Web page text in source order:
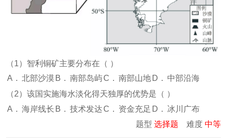
（1 ）智利铜矿主要分布在（ ）
A． 北部沙漠 B． 南部岛屿C． 南部山地 D． 中部沿海
（2）该国实施海水淡化得天独厚的优势是（ ）
A． 海岸线长 B． 技术发达C． 资金充足 D． 冰川广布
题型 选择题 难度 中等